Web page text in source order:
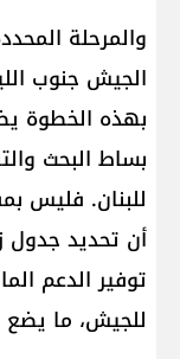
والمرحلة
الجيش جنوب
بهذه الخطوة
بساط البحث
للبنان. فليس
أن تحديد جدول
توفير الدعم
للجيش، ما يضع